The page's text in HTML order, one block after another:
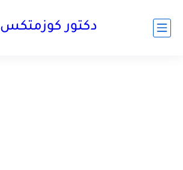
دكتور كوزمتكس